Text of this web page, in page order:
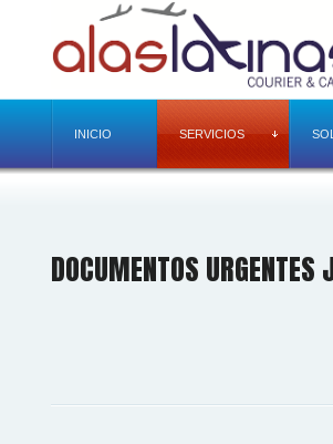
INICIO SERVICIOS
DOCUMENTOS URGENTES